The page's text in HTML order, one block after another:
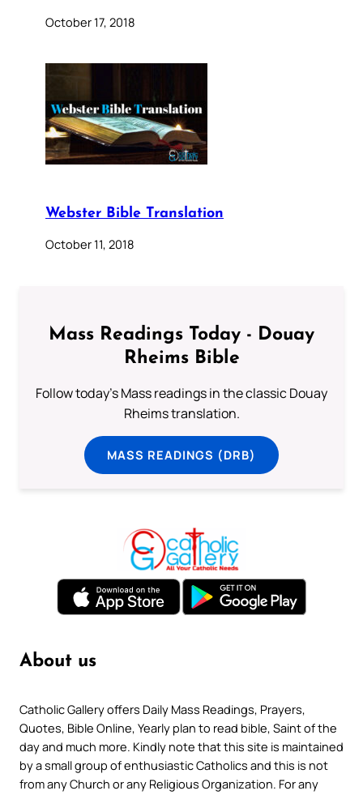
October 17, 2018
Webster Bible Translation
October 11, 2018
Mass Readings Today - Douay
Rheims Bible
Follow today's Mass readings in the classic Douay
Rheims translation.
MASS READINGS (DRB)
About us
Catholic Gallery offers Daily Mass Readings, Prayers,
Quotes, Bible Online, Yearly plan to read bible, Saint of the
day and much more. Kindly note that this site is maintained
by a small group of enthusiastic Catholics and this is not
from any Church or any Religious Organization. For any